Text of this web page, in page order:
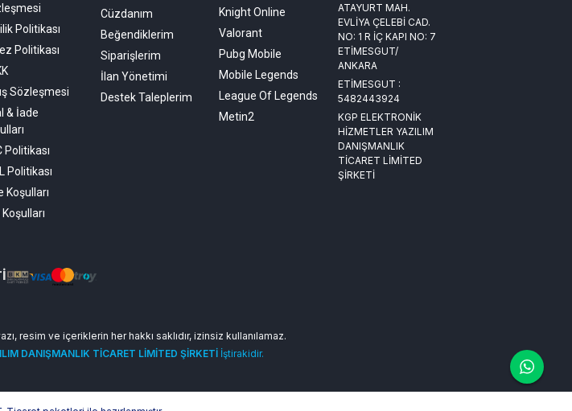
Politikası
Politikası
Sözleşmesi
& İade
Politikası
Politikası
Koşulları
Cüzdanım
Beğendiklerim
Siparişlerim
İlan Yönetimi
Destek Taleplerim
Knight Online
Valorant
Pubg Mobile
Mobile Legends
League Of Legends
Metin2
ATAYURT MAH.
EVLİYA ÇELEBİ CAD.
NO: 1 R İÇ KAPI NO: 7
ETİMESGUT/
ANKARA
ETİMESGUT :
5482443924
KGP ELEKTRONİK
HİZMETLER YAZILIM
DANIŞMANLIK
TİCARET LİMİTED
ŞİRKETİ
resim ve içeriklerin her hakkı saklıdır, izinsiz kullanılamaz.
DANIŞMANLIK TİCARET LİMİTED ŞİRKETİ İştirakidir.